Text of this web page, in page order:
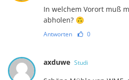
In welchem Vorort muß
abholen? 🙃
Antworten 0
axduwe Studi